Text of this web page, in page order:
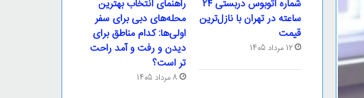
شماره اتوبوس دربستی ۲۴
ساعته در تهران با نازل‌ترین
قیمت
12 مرداد 1405
راهنمای انتخاب بهترین
محله‌های دبی برای سفر
اولی‌ها: کدام مناطق برای
دیدن و رفت و آمد راحت
تر است؟
8 مرداد 1405